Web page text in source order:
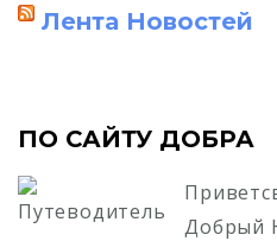
Лента Новостей
ПО САЙТУ ДОБРА
Добрый